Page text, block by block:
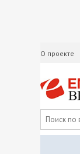
О проекте